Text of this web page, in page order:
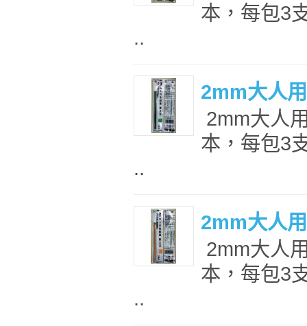
本，每包3
..
2mm大人
2mm大人
本，每包3
..
2mm大人
2mm大人
本，每包3
..